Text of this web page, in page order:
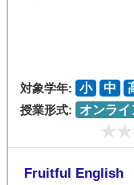
対象学年: 小 中
授業形式:
オンラ
Fruitful English